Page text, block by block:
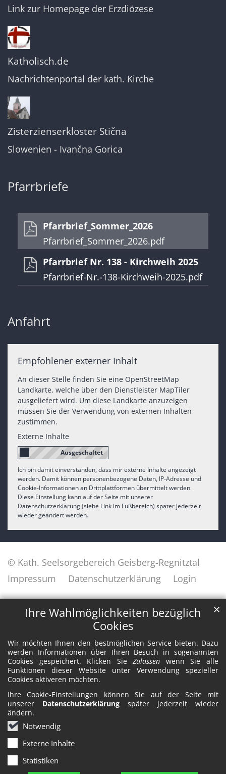
Ihre Wahlmöglichkeiten bezüglich
Cookies
Wir möchten Ihnen den bestmöglichen Service bieten. Dazu
werden Informationen über Ihren Besuch in sogenannten
Cookies gespeichert. Klicken SieZulassen wenn Sie alle
Funktionen dieser Website unter Verwendung spezieller
Cookies aktiveren möchten.
Ihre Cookie-Einstellungen können Sie auf der Seite mit
unserer Datenschutzerklärung später jederzeit wieder
ändern.
Notwendig
Externe Inhalte
Statistiken
✕
Link zur Homepage der Erzdiözese
Katholisch.de
Nachrichtenportal der kath. Kirche
Zisterzienserkloster Stična
Slowenien - Ivančna Gorica
Pfarrbriefe
Pfarrbrief_Sommer_2026
Pfarrbrief_Sommer_2026.pdf
Pfarrbrief Nr. 138 - Kirchweih 2025
Pfarrbrief-Nr.-138-Kirchweih-2025.pdf
Anfahrt
Empfohlener externer Inhalt
An dieser Stelle finden Sie eine OpenStreetMap
Landkarte, welche über den Dienstleister MapTiler
ausgeliefert wird. Um diese Landkarte anzuzeigen
müssen Sie der Verwendung von externen Inhalten
zustimmen.
Externe Inhalte
Ich bin damit einverstanden, dass mir externe Inhalte angezeigt
werden. Damit können personenbezogene Daten, IP-Adresse und
Cookie-Informationen an Drittplattformen übermittelt werden.
Diese Einstellung kann auf der Seite mit unserer
Datenschutzerklärung (siehe Link im Fußbereich) später jederzeit
wieder geändert werden.
© Kath. Seelsorgebereich Geisberg-Regnitztal
Impressum
Datenschutzerklärung Login